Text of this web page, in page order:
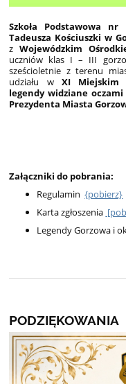
Szkoła Podstawowa
Tadeusza Kościuszki w
z Wojewódzkim
uczniów klas I – III
sześcioletnie z terenu
udziału w
XI Miejskim
legendy widziane
Prezydenta Miasta
Załączniki do pobrania:
Regulamin {pobierz}
Karta zgłoszenia
Legendy Gorzowa i
PODZIĘKOWANIA